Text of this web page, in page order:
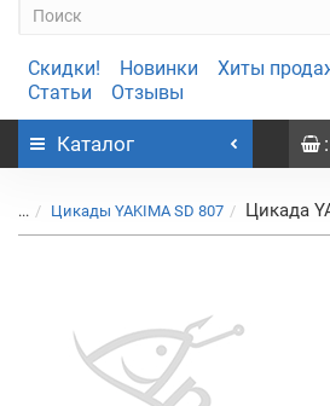
Скидки! Новинки Хиты
Статьи
Отзывы
Каталог
... Цикады YAKIMA SD 807 Цикада